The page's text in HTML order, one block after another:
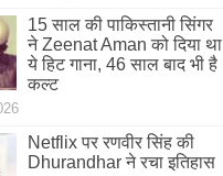
15 साल की पाकिस्तानी सिंगर
ने Zeenat Aman को दिया था
ये हिट गाना, 46 साल बाद भी है
कल्ट
Netflix पर रणवीर सिंह की
Dhurandhar ने रचा इतिहास